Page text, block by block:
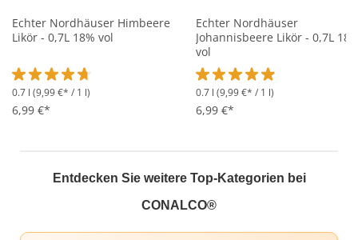
Echter Nordhäuser Himbeere
Likör - 0,7L 18% vol
Durchschnittliche Bewertung von 4.7 von 5 Sternen
0.7 l (9,99 €* / 1 l)
6,99 €*
Echter Nordhäuser
Johannisbeere Likör - 0,7L
vol
Durchschnittliche
0.7 l (9,99 €* / 1 l)
6,99 €*
Entdecken Sie weitere Top-Kategorien bei
CONALCO®